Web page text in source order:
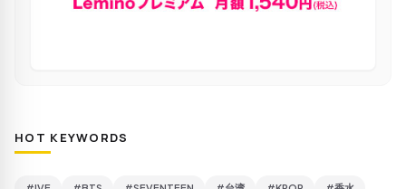
HOT KEYWORDS